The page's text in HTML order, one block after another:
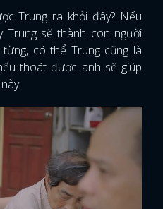
Trung ra khỏi đây? Nếu
Trung sẽ thành con người
có thể Trung cũng là
thoát được anh sẽ giúp